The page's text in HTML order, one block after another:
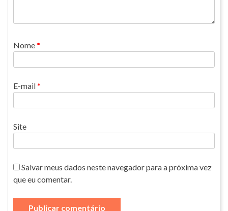
Nome*
E-mail*
Site
Salvar meus dados neste navegador para a próxima vez
que eu comentar.